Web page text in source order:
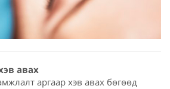
авах
аргаар хэв авах бөгөөд